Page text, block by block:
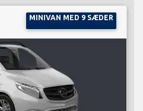
MINIVAN MED 9 SÆDER